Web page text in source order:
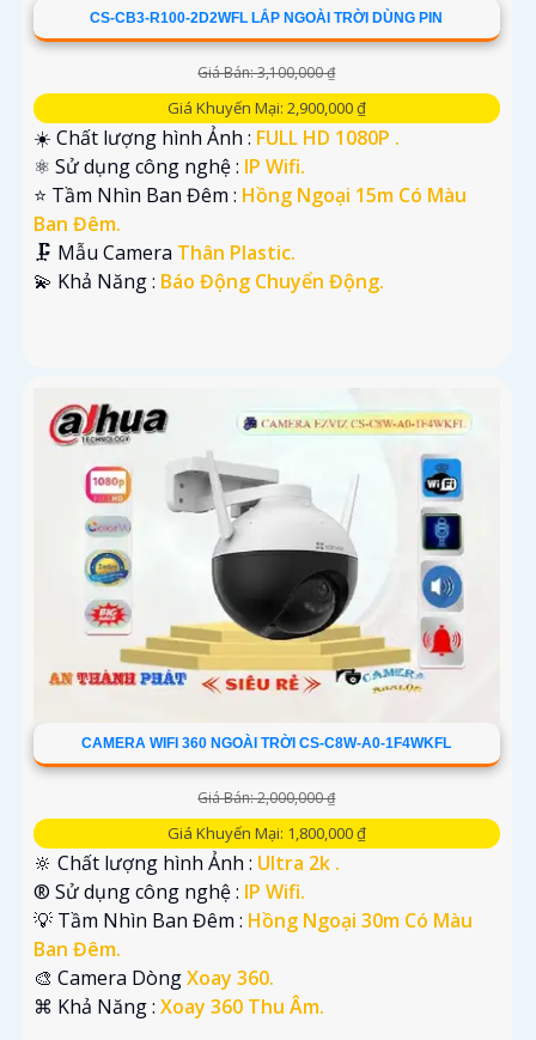
CS-CB3-R100-2D2WFL LẮP NGOÀI TRỜI DÙNG PIN
Giá Bán: 3,100,000 ₫
Giá Khuyến Mại: 2,900,000 ₫
☀️ Chất lượng hình Ảnh : FULL HD 1080P .
⚛️ Sử dụng công nghệ : IP Wifi.
⭐ Tầm Nhìn Ban Đêm : Hồng Ngoại 15m Có Màu
Ban Đêm.
🗜️ Mẫu Camera Thân Plastic.
️💫 Khả Năng : Báo Động Chuyển Động.
CAMERA WIFI 360 NGOÀI TRỜI CS-C8W-A0-1F4WKFL
Giá Bán: 2,000,000 ₫
Giá Khuyến Mại: 1,800,000 ₫
🔆 Chất lượng hình Ảnh : Ultra 2k .
®️ Sử dụng công nghệ : IP Wifi.
💡 Tầm Nhìn Ban Đêm : Hồng Ngoại 30m Có Màu
Ban Đêm.
🎨 Camera DòngXoay 360.
️⌘ Khả Năng : Xoay 360 Thu Âm.